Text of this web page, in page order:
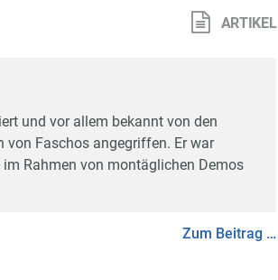
ARTIKEL
und vor allem bekannt von den
von Faschos angegriffen. Er war
Rahmen von montäglichen Demos
Zum Beitrag …